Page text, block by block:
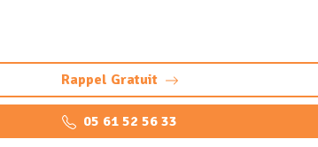
Rappel Gratuit
05 61 52 56 33